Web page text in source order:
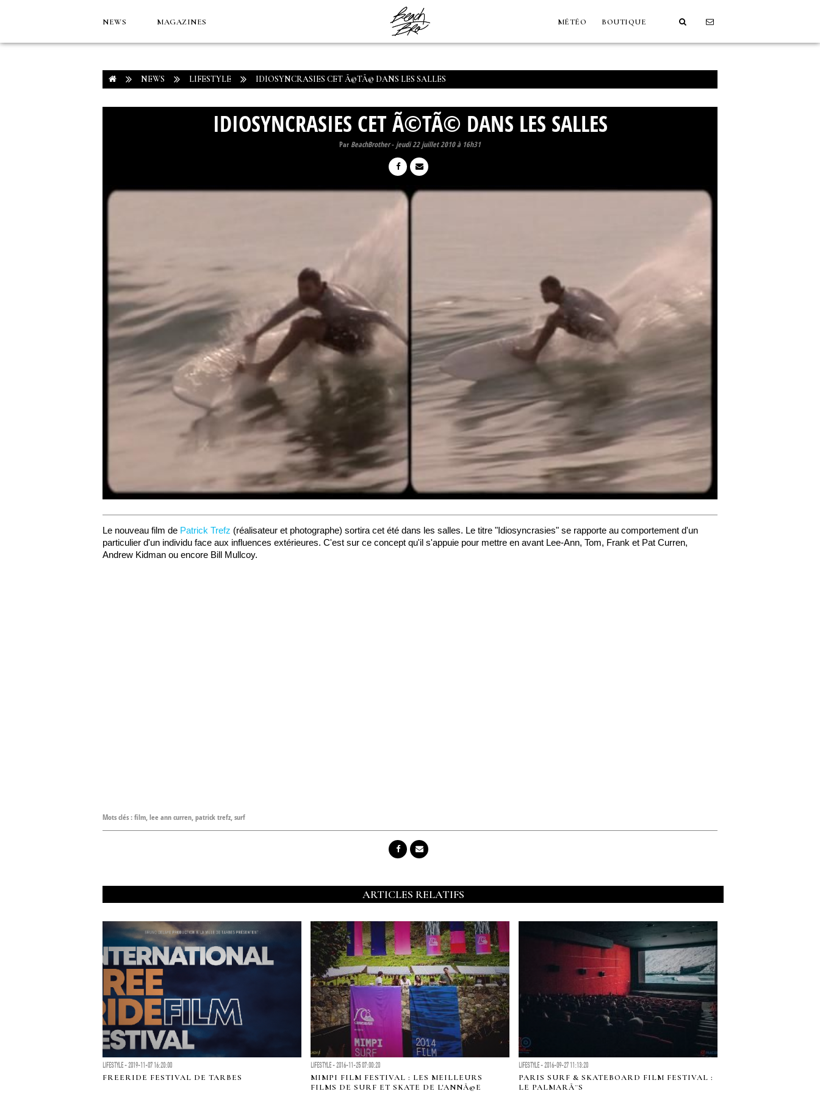
NEWS MAGAZINES MÉTÉO BOUTIQUE
NEWS LIFESTYLE IDIOSYNCRASIES CET Ã©TÃ© DANS LES SALLES
IDIOSYNCRASIES CET Ã©TÃ© DANS LES SALLES
Par BeachBrother-jeudi 22 juillet 2010 à 16h31
Le nouveau film de Patrick Trefz (réalisateur et photographe) sortira cet été dans les salles. Le titre "Idiosyncrasies" se rapporte au comportement d'un
particulier d'un individu face aux influences extérieures. C'est sur ce concept qu'il s'appuie pour mettre en avant Lee-Ann, Tom, Frank et Pat Curren,
Andrew Kidman ou encore Bill Mullcoy.
Mots clés :film,lee ann curren,patrick trefz,surf
ARTICLES RELATIFS
LIFESTYLE - 2019-11-07 16:20:00
FREERIDE FESTIVAL DE TARBES
LIFESTYLE - 2016-11-25 07:00:20
MIMPI FILM FESTIVAL : LES MEILLEURS
FILMS DE SURF ET SKATE DE L'ANNÃ©E
LIFESTYLE - 2016-09-27 11:13:20
PARIS SURF & SKATEBOARD FILM FESTIVAL :
LE PALMARÃ¨S